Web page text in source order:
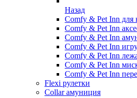
Назад
Comfy & Pet Inn для
Comfy & Pet Inn
Comfy & Pet Inn
Comfy & Pet Inn
Comfy & Pet Inn
Comfy & Pet Inn
Comfy & Pet Inn
Flexi рулетки
Collar амуниция